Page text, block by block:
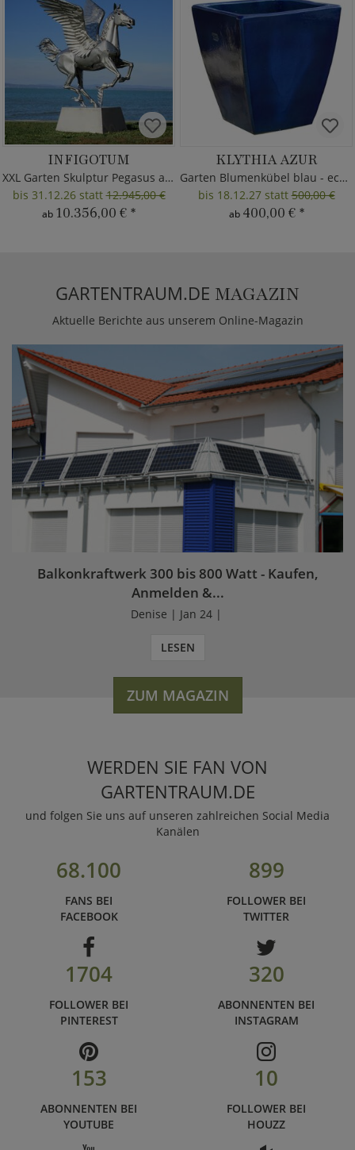
INFIGOTUM
XXL Garten Skulptur Pegasus aus Metall
bis 31.12.26 statt12.945,00 €
ab 10.356,00 € *
KLYTHIA AZUR
Garten Blumenkübel blau - eckig
bis 18.12.27 statt500,00 €
ab 400,00 € *
GARTENTRAUM.DE MAGAZIN
Aktuelle Berichte aus unserem Online-Magazin
Balkonkraftwerk 300 bis 800 Watt - Kaufen,
Anmelden &...
Denise | Jan 24 |
LESEN
ZUM MAGAZIN
WERDEN SIE FAN VON
GARTENTRAUM.DE
und folgen Sie uns auf unseren zahlreichen Social Media
Kanälen
68.100
FANS BEI
FACEBOOK
899
FOLLOWER BEI
TWITTER
1704
FOLLOWER BEI
PINTEREST
320
ABONNENTEN BEI
INSTAGRAM
153
ABONNENTEN BEI
YOUTUBE
10
FOLLOWER BEI
HOUZZ